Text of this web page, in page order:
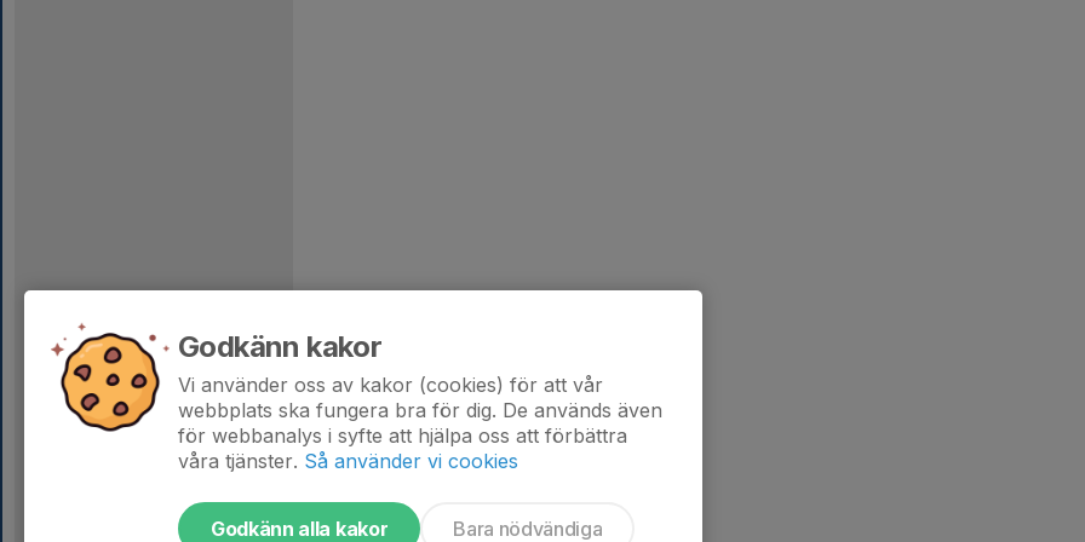
Godkänn kakor
Vi använder oss av kakor (cookies) för att vår
webbplats ska fungera bra för dig. De används även
för webbanalys i syfte att hjälpa oss att förbättra
våra tjänster. Så använder vi cookies
Godkänn alla kakor Bara nödvändiga